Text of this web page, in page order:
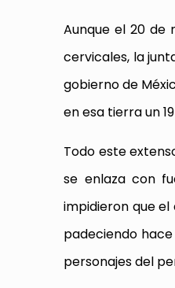
Aunque el 20 de
cervicales, la
gobierno de
en esa tierra un
Todo este
se enlaza con
impidieron que
padeciendo
personajes del